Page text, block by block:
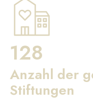
128
Anzahl der
Stiftungen